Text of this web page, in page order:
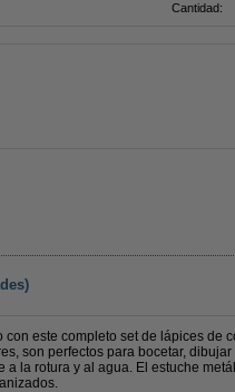
Cantidad:
este completo set de lápices de
son perfectos para bocetar,
a la rotura y al agua. El estuche